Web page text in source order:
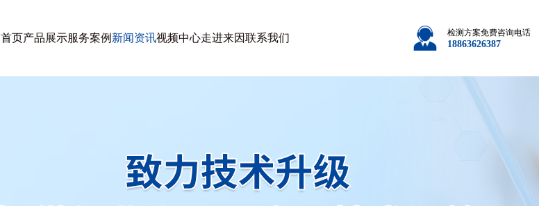
首页产品展示服务案例 新闻资讯视频中心走进来因联系我们 检测方案免费咨询电话
18863626387